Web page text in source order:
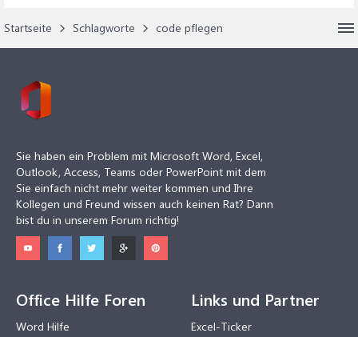
Startseite Schlagworte code pflegen
Sie haben ein Problem mit Microsoft Word, Excel,
Outlook, Access, Teams oder PowerPoint mit dem
Sie einfach nicht mehr weiter kommen und Ihre
Kollegen und Freund wissen auch keinen Rat? Dann
bist du in unserem Forum richtig!
Office Hilfe Foren
Word Hilfe
Links und Partner
Excel-Ticker